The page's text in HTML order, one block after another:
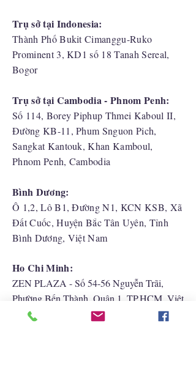
Trụ sở tại Indonesia:
​Thành Phố Bukit Cimanggu-Ruko
Prominent 3, KD1 số 18 Tanah Sereal,
Bogor
Trụ sở tại Cambodia - Phnom Penh:
Số 114, Borey Piphup Thmei Kaboul II,
Đường KB-11, Phum Snguon Pich,
Sangkat Kantouk, Khan Kamboul,
Phnom Penh, Cambodia
Bình Dương:
Ô 1,2, Lô B1, Đường N1, KCN KSB, Xã
Đất Cuốc, Huyện Bắc Tân Uyên, Tỉnh
Bình Dương, Việt Nam
Ho Chi Minh:
ZEN PLAZA - Số 54-56 Nguyễn Trãi,
Phường Bến Thành, Quận 1, TP.HCM, Việt
Nam